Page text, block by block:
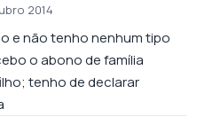
2014
e não tenho nenhum tipo
o abono de família
tenho de declarar